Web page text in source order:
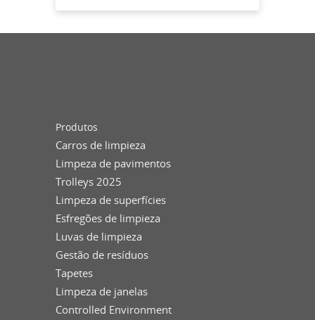
Produtos
Carros de limpieza
Limpeza de pavimentos
Trolleys 2025
Limpeza de superfícies
Esfregões de limpieza
Luvas de limpieza
Gestão de resíduos
Tapetes
Limpeza de janelas
Controlled Environment